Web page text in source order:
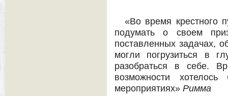
«Во время крестного
подумать о своем
поставленных задачах,
могли погрузиться в
разобраться в себе.
возможности
мероприятиях» Римма